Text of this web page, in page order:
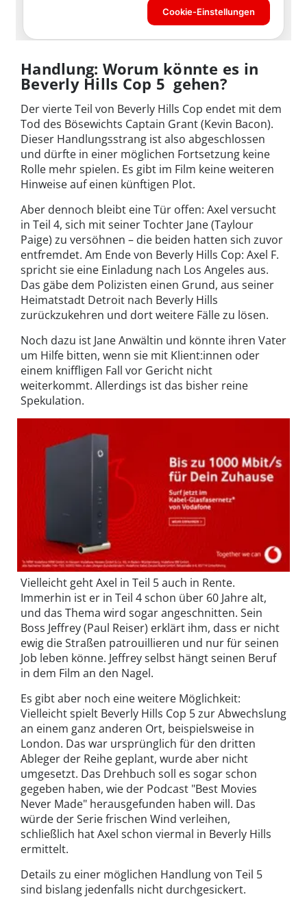
Handlung: Worum könnte es in
Beverly Hills Cop 5 gehen?
Der vierte Teil von Beverly Hills Cop endet mit dem
Tod des Bösewichts Captain Grant (Kevin Bacon).
Dieser Handlungsstrang ist also abgeschlossen
und dürfte in einer möglichen Fortsetzung keine
Rolle mehr spielen. Es gibt im Film keine weiteren
Hinweise auf einen künftigen Plot.
Aber dennoch bleibt eine Tür offen: Axel versucht
in Teil 4, sich mit seiner Tochter Jane (Taylour
Paige) zu versöhnen – die beiden hatten sich zuvor
entfremdet. Am Ende von Beverly Hills Cop: Axel F.
spricht sie eine Einladung nach Los Angeles aus.
Das gäbe dem Polizisten einen Grund, aus seiner
Heimatstadt Detroit nach Beverly Hills
zurückzukehren und dort weitere Fälle zu lösen.
Noch dazu ist Jane Anwältin und könnte ihren Vater
um Hilfe bitten, wenn sie mit Klient:innen oder
einem kniffligen Fall vor Gericht nicht
weiterkommt. Allerdings ist das bisher reine
Spekulation.
Vielleicht geht Axel in Teil 5 auch in Rente.
Immerhin ist er in Teil 4 schon über 60 Jahre alt,
und das Thema wird sogar angeschnitten. Sein
Boss Jeffrey (Paul Reiser) erklärt ihm, dass er nicht
ewig die Straßen patrouillieren und nur für seinen
Job leben könne. Jeffrey selbst hängt seinen Beruf
in dem Film an den Nagel.
Es gibt aber noch eine weitere Möglichkeit:
Vielleicht spielt Beverly Hills Cop 5 zur Abwechslung
an einem ganz anderen Ort, beispielsweise in
London. Das war ursprünglich für den dritten
Ableger der Reihe geplant, wurde aber nicht
umgesetzt. Das Drehbuch soll es sogar schon
gegeben haben, wie der Podcast "Best Movies
Never Made" herausgefunden haben will. Das
würde der Serie frischen Wind verleihen,
schließlich hat Axel schon viermal in Beverly Hills
ermittelt.
Details zu einer möglichen Handlung von Teil 5
sind bislang jedenfalls nicht durchgesickert.